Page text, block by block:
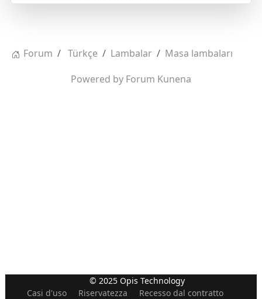
Forum Türkçe Lambalar
Masa lambaları
Powered by Forum Kunena
© 2025 Opis Technology
Casi d'uso
Riservatezza Recesso dal contratto